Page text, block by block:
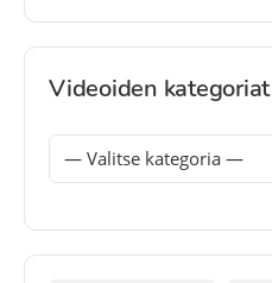
Videoiden kategoriat